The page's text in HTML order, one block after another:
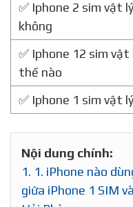
✅ Iphone 2 sim vật lý
nước nào
✅ Iphone 2 sim vật lý
✅ Iphone 2 sim vật
✅ Iphone 12 sim vật
thế nào